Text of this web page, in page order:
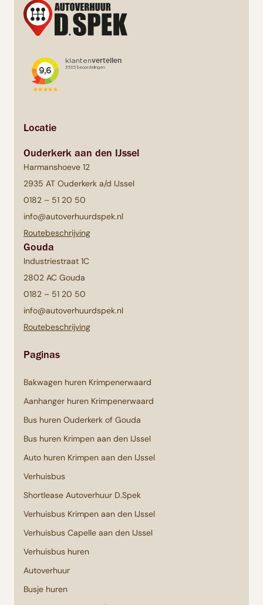
Locatie
Ouderkerk aan den IJssel
Harmanshoeve 12
2935 AT Ouderkerk a/d IJssel
0182 – 51 20 50
info@autoverhuurdspek.nl
Routebeschrijving
Gouda
Industriestraat 1C
2802 AC Gouda
0182 – 51 20 50
info@autoverhuurdspek.nl
Routebeschrijving
Paginas
Bakwagen huren Krimpenerwaard
Aanhanger huren Krimpenerwaard
Bus huren Ouderkerk of Gouda
Bus huren Krimpen aan den IJssel
Auto huren Krimpen aan den IJssel
Verhuisbus
Shortlease Autoverhuur D.Spek
Verhuisbus Krimpen aan den IJssel
Verhuisbus Capelle aan den IJssel
Verhuisbus huren
Autoverhuur
Busje huren